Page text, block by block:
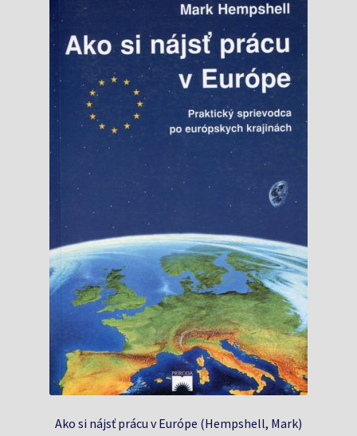
Ako si nájsť prácu v Európe (Hempshell, Mark)